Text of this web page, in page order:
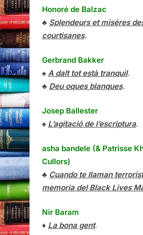
Honoré de Balzac
♣ Splendeurs et misères
courtisanes.
Gerbrand Bakker
♠ A dalt tot està tranquil.
♣ Deu oques blanques.
Josep Ballester
♠ L’agitació de l’escriptura.
asha bandele (& Patrisse
Cullors)
♣ Cuando te llaman
memoria del Black Lives
Nir Baram
♦ La bona gent.